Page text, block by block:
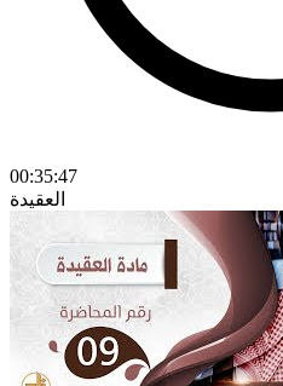
00:35:47
العقيدة